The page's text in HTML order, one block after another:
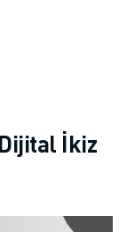
İkiz